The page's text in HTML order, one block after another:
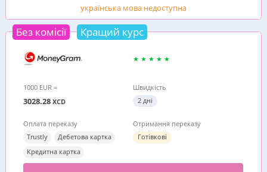
українська мова недоступна
Без комісії Кращий курс
1000 EUR =
3028.28 XCD
Швидкість
2 дні
Оплата переказу
Trustly
Дебетова картка
Кредитна картка
Отримання переказу
Готівкові